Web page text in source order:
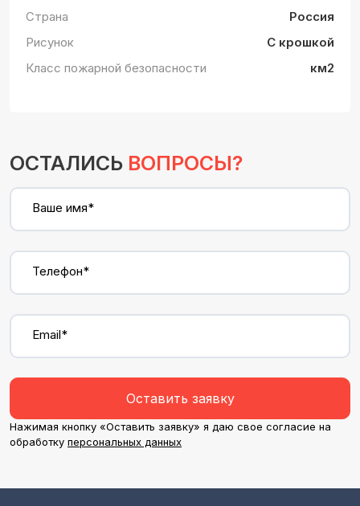
Страна
Россия
Рисунок
С крошкой
Класс пожарной безопасности
км2
ОСТАЛИСЬ ВОПРОСЫ?
Ваше имя*
Телефон*
Email*
Оставить заявку
Нажимая кнопку «Оставить заявку» я даю свое согласие на
обработку персональных данных